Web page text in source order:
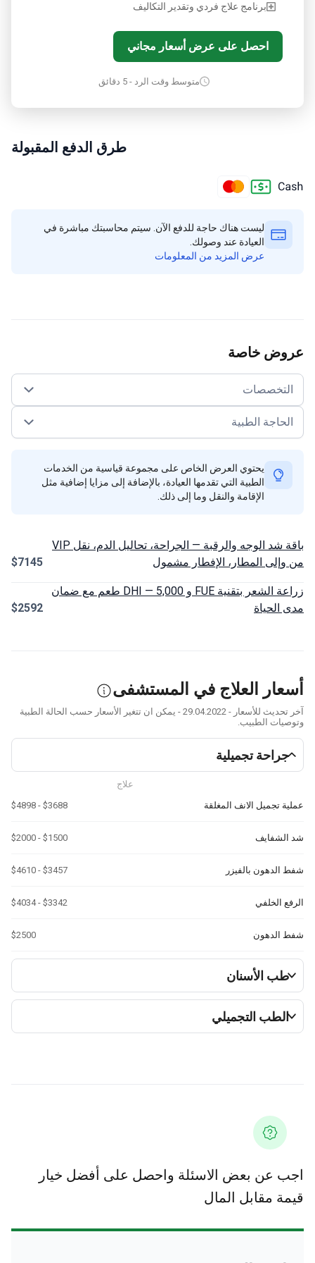
برنامج علاج فردي وتقدير التكاليف
احصل على عرض أسعار مجاني
متوسط وقت الرد - 5 دقائق
طرق الدفع المقبولة
ليست هناك حاجة للدفع الآن. سيتم محاسبتك مباشرة في
العيادة عند وصولك.
عرض المزيد من المعلومات
خاصة
الطبية
يحتوي العرض الخاص على مجموعة قياسية من الخدمات
الطبية التي تقدمها العيادة، بالإضافة إلى مزايا إضافية مثل
الإقامة والنقل وما إلى ذلك.
باقة شد الوجه والرقبة — الجراحة، تحاليل الدم، نقل VIP
المطار، الإفطار مشمول
$7145
زراعة الشعر بتقنية FUE و DHI — 5,000 طعم مع ضمان
$2592
العلاج في المستشفى
آخر تحديث للأسعار - 29.04.2022 - يمكن ان تتغير الأسعار حسب الحالة الطبية
الطبيب.
تجميلية
تجميل الانف المغلقة
بالفيزر
الخلفي
الأسنان
التجميلي
عن بعض الاسئلة واحصل على أفضل خيار
مقابل المال